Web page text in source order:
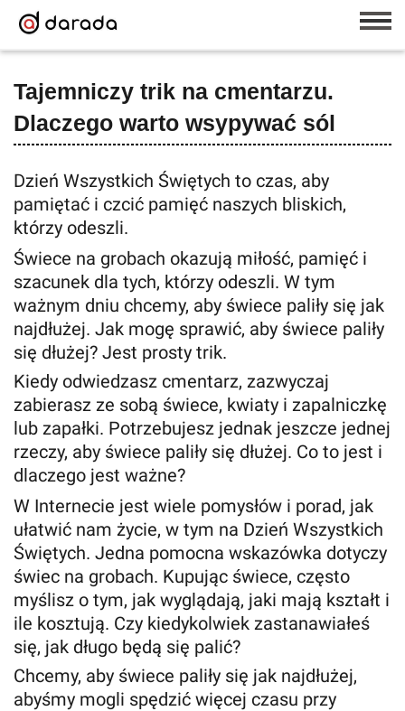
Tajemniczy trik na cmentarzu.
Dlaczego warto wsypywać sól
Dzień Wszystkich Świętych to czas, aby
pamiętać i czcić pamięć naszych bliskich,
którzy odeszli.
Świece na grobach okazują miłość, pamięć i
szacunek dla tych, którzy odeszli. W tym
ważnym dniu chcemy, aby świece paliły się jak
najdłużej. Jak mogę sprawić, aby świece paliły
się dłużej? Jest prosty trik.
Kiedy odwiedzasz cmentarz, zazwyczaj
zabierasz ze sobą świece, kwiaty i zapalniczkę
lub zapałki. Potrzebujesz jednak jeszcze jednej
rzeczy, aby świece paliły się dłużej. Co to jest i
dlaczego jest ważne?
W Internecie jest wiele pomysłów i porad, jak
ułatwić nam życie, w tym na Dzień Wszystkich
Świętych. Jedna pomocna wskazówka dotyczy
świec na grobach. Kupując świece, często
myślisz o tym, jak wyglądają, jaki mają kształt i
ile kosztują. Czy kiedykolwiek zastanawiałeś
się, jak długo będą się palić?
Chcemy, aby świece paliły się jak najdłużej,
abyśmy mogli spędzić więcej czasu przy